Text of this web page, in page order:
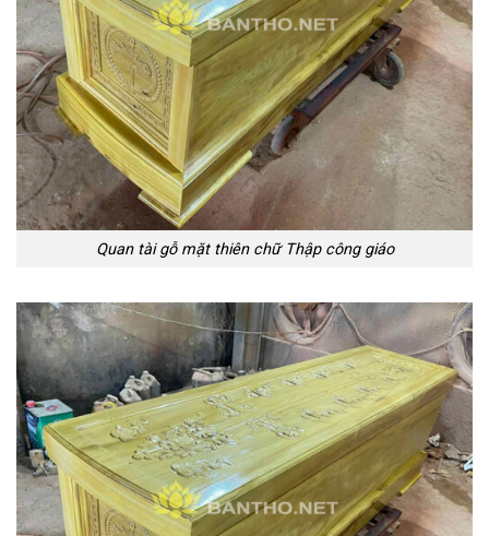
Quan tài gỗ mặt thiên chữ Thập công giáo